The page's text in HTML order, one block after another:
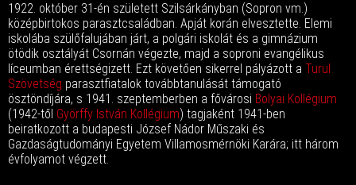
1922. október 31-én született Szilsárkányban (Sopron vm.)
középbirtokos parasztcsaládban. Apját korán elvesztette. Elemi
iskolába szülőfalujában járt, a polgári iskolát és a gimnázium
ötödik osztályát Csornán végezte, majd a soproni evangélikus
líceumban érettségizett. Ezt követően sikerrel pályázott a Turul
Szövetség parasztfiatalok továbbtanulását támogató
ösztöndíjára, s 1941. szeptemberben a fővárosi Bolyai Kollégium
(1942-től Györffy István Kollégium) tagjaként 1941-ben
beiratkozott a budapesti József Nádor Műszaki és
Gazdaságtudományi Egyetem Villamosmérnöki Karára; itt három
évfolyamot végzett.